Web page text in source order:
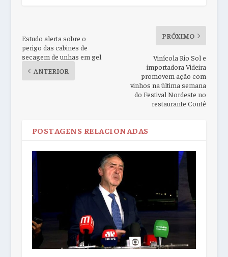
Estudo alerta sobre o
perigo das cabines de
secagem de unhas em gel
ANTERIOR
PRÓXIMO
Vinícola Rio Sol e
importadora Videira
promovem ação com
vinhos na última semana
do Festival Nordeste no
restaurante Contê
POSTAGENS RELACIONADAS